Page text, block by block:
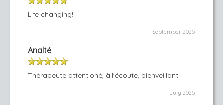
Life changing!
September 2025
Analté
Thérapeute attentioné, à l'écoute, bienveillant
July 2025